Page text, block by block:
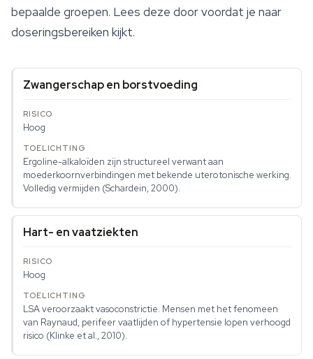
bepaalde groepen. Lees deze doorvoordat je naar
doseringsbereiken kijkt.
Zwangerschap en borstvoeding
Hoog
Ergoline-alkaloïden zijn structureel verwant aan
moederkoornverbindingen met bekende uterotonische werking.
Volledig vermijden (Schardein, 2000).
Hart- en vaatziekten
Hoog
LSA veroorzaakt vasoconstrictie. Mensen met het fenomeen
van Raynaud, perifeer vaatlijden of hypertensie lopen verhoogd
risico (Klinke et al., 2010).